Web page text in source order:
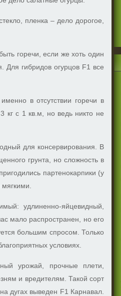
пленка – дело дорогое,
горечи, если же хоть один
Для гибридов огурцов F1 все
в отсутствии горечи в
кг с 1 кв.м, но ведь никто не
для консервирования. В
грунта, но сложность в
партенокарпики (у
удлиненно-яйцевидный,
мало распространен, но его
большим спросом. Только
условиях.
урожай, прочные плети,
и вредителям. Такой сорт
дугах выведен F1 Карнавал.